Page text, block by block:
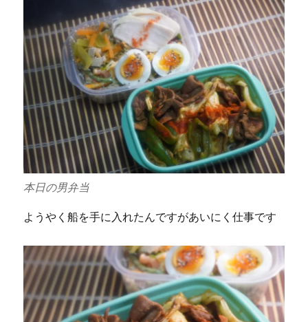
本日の男弁当
ようやく船を手に入れたんですがあいにく仕事です